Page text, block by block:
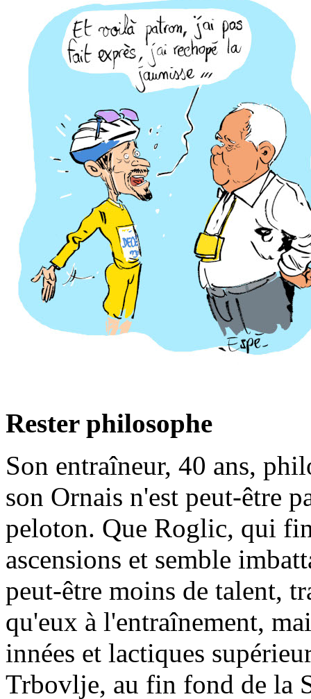
Rester philosophe
Son entraîneur, 40 ans,
son Ornais n'est peut-être
peloton. Que Roglic, qui
ascensions et semble
peut-être moins de talent,
qu'eux à l'entraînement,
innées et lactiques
Trbovlje, au fin fond de la